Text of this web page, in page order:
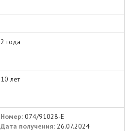
2 года
10 лет
Номер: 074/91028-Е
Дата получения: 26.07.2024